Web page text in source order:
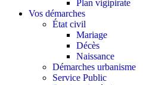
Plan vigipirate
Vos démarches
État civil
Mariage
Décès
Naissance
Démarches urbanisme
Service Public